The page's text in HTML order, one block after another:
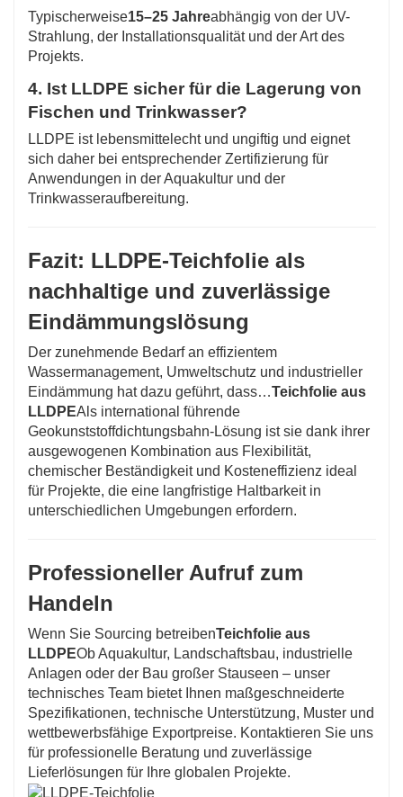
Typischerweise15–25 Jahreabhängig von der UV-
Strahlung, der Installationsqualität und der Art des
Projekts.
4. Ist LLDPE sicher für die Lagerung von
Fischen und Trinkwasser?
LLDPE ist lebensmittelecht und ungiftig und eignet
sich daher bei entsprechender Zertifizierung für
Anwendungen in der Aquakultur und der
Trinkwasseraufbereitung.
Fazit: LLDPE-Teichfolie als
nachhaltige und zuverlässige
Eindämmungslösung
Der zunehmende Bedarf an effizientem
Wassermanagement, Umweltschutz und industrieller
Eindämmung hat dazu geführt, dass…Teichfolie aus
LLDPEAls international führende
Geokunststoffdichtungsbahn-Lösung ist sie dank ihrer
ausgewogenen Kombination aus Flexibilität,
chemischer Beständigkeit und Kosteneffizienz ideal
für Projekte, die eine langfristige Haltbarkeit in
unterschiedlichen Umgebungen erfordern.
Professioneller Aufruf zum
Handeln
Wenn Sie Sourcing betreibenTeichfolie aus
LLDPEOb Aquakultur, Landschaftsbau, industrielle
Anlagen oder der Bau großer Stauseen – unser
technisches Team bietet Ihnen maßgeschneiderte
Spezifikationen, technische Unterstützung, Muster und
wettbewerbsfähige Exportpreise. Kontaktieren Sie uns
für professionelle Beratung und zuverlässige
Lieferlösungen für Ihre globalen Projekte.